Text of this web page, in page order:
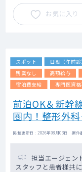
お気に入り
スポット 日勤（午前診）
残業なし
高額給与
宿泊費支給
専門医資
前泊OK＆新幹
圏内！整形外
掲載更新日 : 2026年08月03日 案件
担当エージェン
スタッフと患者様共